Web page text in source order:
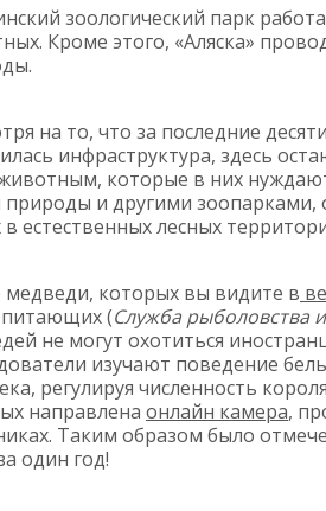
зоологический парк
Кроме этого, «Аляска»
на то, что за последние
инфраструктура, здесь
которые в них
природы и другими
естественных лесных
медведи, которых вы видите в
(Служба рыболовства
не могут охотиться
изучают поведение
регулируя численность
направлена онлайн камера,
Таким образом было
один год!